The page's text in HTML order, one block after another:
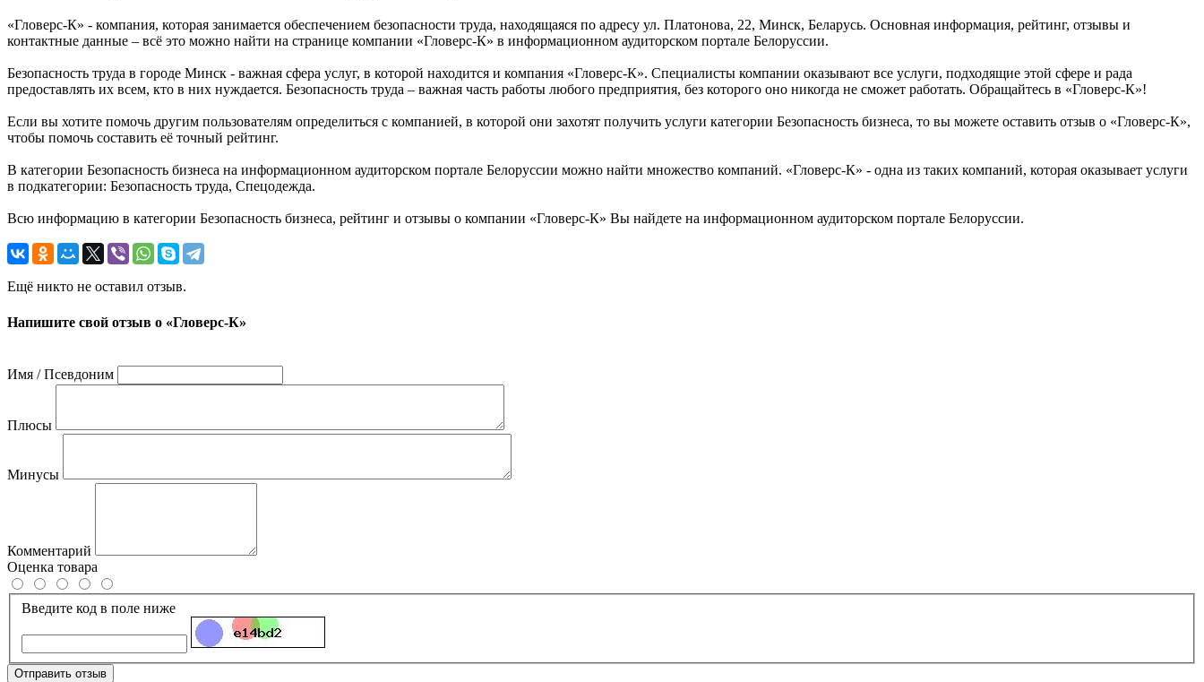
«Гловерс-К» - компания, которая занимается обеспечением безопасности труда, находящаяся по адресу ул. Платонова, 22, Минск, Беларусь. Основная информация, рейтинг, отзывы и
контактные данные – всё это можно найти на странице компании «Гловерс-К» в информационном аудиторском портале Белоруссии.
Безопасность труда в городе Минск - важная сфера услуг, в которой находится и компания «Гловерс-К». Специалисты компании оказывают все услуги, подходящие этой сфере и рада
предоставлять их всем, кто в них нуждается. Безопасность труда – важная часть работы любого предприятия, без которого оно никогда не сможет работать. Обращайтесь в «Гловерс-К»!
Если вы хотите помочь другим пользователям определиться с компанией, в которой они захотят получить услуги категории Безопасность бизнеса, то вы можете оставить отзыв о «Гловерс-К»,
чтобы помочь составить её точный рейтинг.
В категории Безопасность бизнеса на информационном аудиторском портале Белоруссии можно найти множество компаний. «Гловерс-К» - одна из таких компаний, которая оказывает услуги
в подкатегории: Безопасность труда, Спецодежда.
Всю информацию в категории Безопасность бизнеса, рейтинг и отзывы о компании «Гловерс-К» Вы найдете на информационном аудиторском портале Белоруссии.
Ещё никто не оставил отзыв.
Напишите свой отзыв о «Гловерс-К»
Имя / Псевдоним
Плюсы
Минусы
Комментарий
Оценка товара
Введите код в поле ниже
Отправить отзыв